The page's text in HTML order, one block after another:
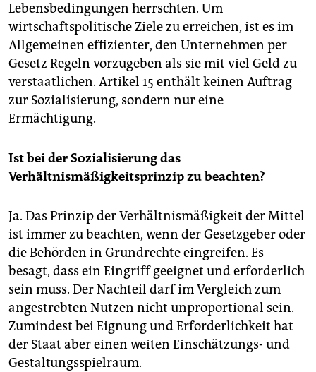
Lebensbedingungen herrschten. Um
wirtschaftspolitische Ziele zu erreichen, ist es im
Allgemeinen effizienter, den Unternehmen per
Gesetz Regeln vorzugeben als sie mit viel Geld zu
verstaatlichen. Artikel 15 enthält keinen Auftrag
zur Sozialisierung, sondern nur eine
Ermächtigung.
Ist bei der Sozialisierung das
Verhältnismäßigkeitsprinzip zu beachten?
Ja. Das Prinzip der Verhältnismäßigkeit der Mittel
ist immer zu beachten, wenn der Gesetzgeber oder
die Behörden in Grundrechte eingreifen. Es
besagt, dass ein Eingriff geeignet und erforderlich
sein muss. Der Nachteil darf im Vergleich zum
angestrebten Nutzen nicht unproportional sein.
Zumindest bei Eignung und Erforderlichkeit hat
der Staat aber einen weiten Einschätzungs- und
Gestaltungsspielraum.